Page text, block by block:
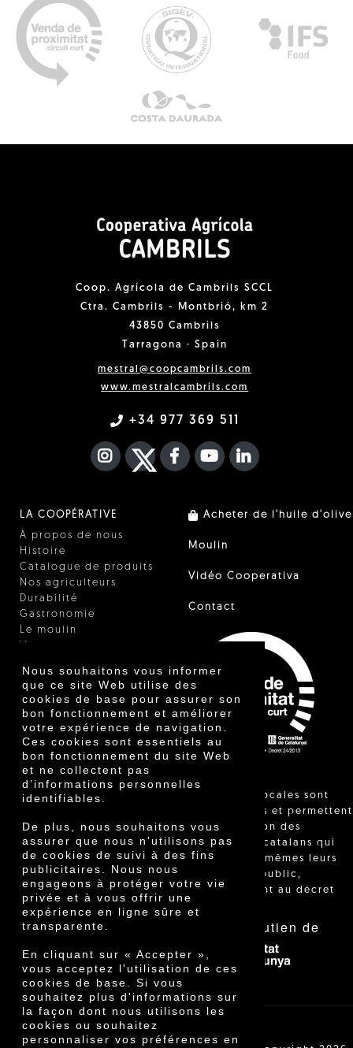
Nous souhaitons vous informer
que ce site Web utilise des
cookies de base pour assurer son
bon fonctionnement et améliorer
votre expérience de navigation.
Ces cookies sont essentiels au
bon fonctionnement du site Web
et ne collectent pas
d’informations personnelles
identifiables.
De plus, nous souhaitons vous
assurer que nous n'utilisons pas
de cookies de suivi à des fins
publicitaires. Nous nous
engageons à protéger votre vie
privée et à vous offrir une
expérience en ligne sûre et
transparente.
En cliquant sur « Accepter »,
vous acceptez l'utilisation de ces
cookies de base. Si vous
souhaitez plus d'informations sur
la façon dont nous utilisons les
cookies ou souhaitez
personnaliser vos préférences en
Coop. Agrícola de Cambrils SCCL
Ctra. Cambrils - Montbrió, km 2
43850 Cambrils
Tarragona · Spain
mestral@coopcambrils.com
www.mestralcambrils.com
+34 977 369 511
INSTAGRAM
TWITTER
FACEBOOK F
YOUTUBEFA LINKEDIN
LA COOPÉRATIVE
À propos de nous
Histoire
Catalogue de produits
Nos agriculteurs
Durabilité
Gastronomie
Le moulin
Certificats
Prix
Innovation
Acheter de l'huile d'olive
Moulin
Vidéo Cooperativa
Contact
"Les ventes locales sont
réglementées et permettent
l'identification des
agriculteurs catalans qui
vendent eux-mêmes leurs
produits au public,
conformément au décret
Avec le soutien de